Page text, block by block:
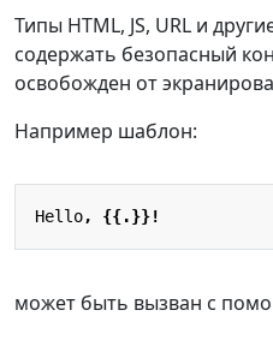
Типы HTML, JS, URL и
содержать безопасный
освобожден от
Например шаблон:
Hello, {{.}}!
может быть вызван с